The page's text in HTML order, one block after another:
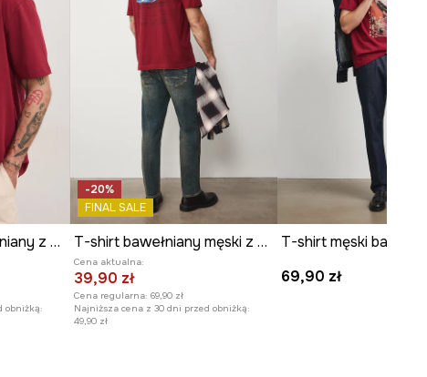
T-shirt męski bawełniany z nadrukiem
obniżką:
-20%
FINAL SALE
T-shirt bawełniany męski z nadrukami
Cena aktualna:
39,90 zł
Cena regularna: 69,90 zł
Najniższa cena z 30 dni przed obniżką:
49,90 zł
69,90 zł